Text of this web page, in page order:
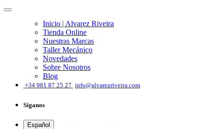
Inicio | Alvarez Riveira
Tienda Online
Nuestras Marcas
Taller Mecánico
Novedades
Sobre Nosotros
Blog
+34 981 87 25 27 info@alvarezriveira.com
Síganos
Español